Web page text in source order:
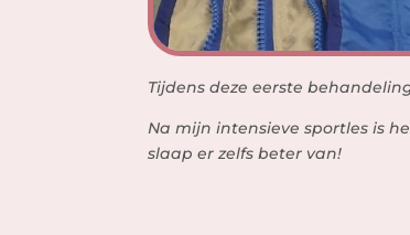
Tijdens deze eerste
Na mijn intensieve sportles is
slaap er zelfs beter van!